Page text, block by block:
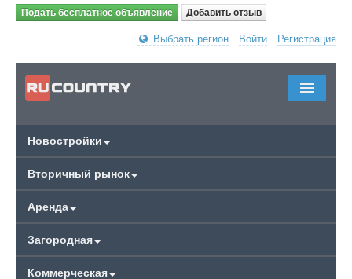
Подать бесплатное объявление Добавить отзыв
Выбрать регион Войти Регистрация
Новостройки
Вторичный рынок
Аренда
Загородная
Коммерческая